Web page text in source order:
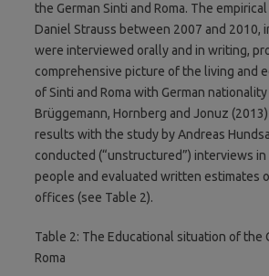
the German Sinti and Roma. The
Daniel Strauss between 2007 and 2010,
were interviewed orally and in writing,
comprehensive picture of the living and
of Sinti and Roma with German
Brüggemann, Hornberg and Jonuz
results with the study by Andreas
conducted (“unstructured”) interviews
people and evaluated written estimates
offices (see Table 2).
Table 2: The Educational situation of the
Roma